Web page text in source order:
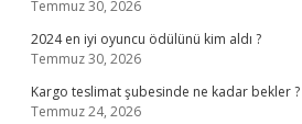
Temmuz 30, 2026
2024 en iyi oyuncu ödülünü kim aldı ?
Temmuz 30, 2026
Kargo teslimat şubesinde ne kadar bekler ?
Temmuz 24, 2026